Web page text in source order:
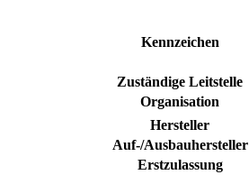
Kennzeichen
Zuständige Leitstelle
Organisation
Hersteller
Auf-/Ausbauhersteller
Erstzulassung